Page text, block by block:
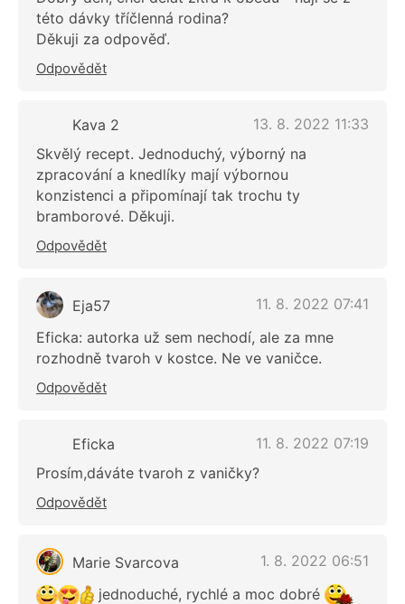
této dávky tříčlenná rodina?
Děkuji za odpověď.
Odpovědět
Kava 2
13. 8. 2022 11:33
Skvělý recept. Jednoduchý, výborný na
zpracování a knedlíky mají výbornou
konzistenci a připomínají tak trochu ty
bramborové. Děkuji.
Odpovědět
Eja57
11. 8. 2022 07:41
Eficka: autorka už sem nechodí, ale za mne
rozhodně tvaroh v kostce. Ne ve vaničce.
Odpovědět
Eficka
11. 8. 2022 07:19
Prosím,dáváte tvaroh z vaničky?
Odpovědět
Marie Svarcova
1. 8. 2022 06:51
jednoduché, rychlé a moc dobré